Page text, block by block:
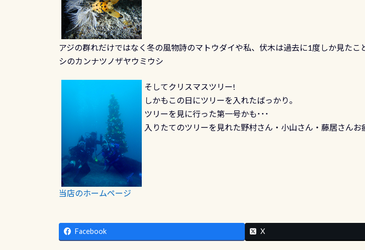
アジの群れだけではなく冬の風物詩のマトウダイや私、伏木は過去に1度しか見たこ
シのカンナツノザヤウミウシ
そしてクリスマスツリー!
しかもこの日にツリーを入れたばっかり。
ツリーを見に行った第一号かも･･･
入りたてのツリーを見れた野村さん・小山さん・藤居さんお
当店のホームページ
Facebook X